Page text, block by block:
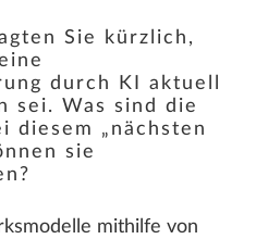
Sie kürzlich,
durch KI aktuell
sei. Was sind die
diesem „nächsten
sie
mithilfe von